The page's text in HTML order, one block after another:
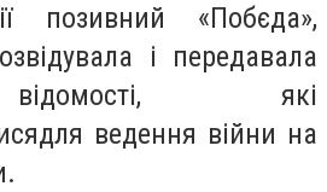
позивний «Побєда»,
і передавала
які
ведення війни на